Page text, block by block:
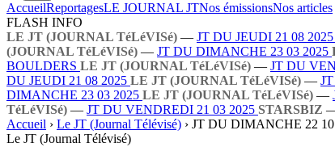
AccueilReportagesLE JOURNAL JTNos émissionsNos articles
FLASH INFO
LE JT (JOURNAL TéLéVISé) — JT DU JEUDI 21 08 2025
(JOURNAL TéLéVISé) — JT DU DIMANCHE 23 03 2025
BOULDERS LE JT (JOURNAL TéLéVISé) — JT DU
DU JEUDI 21 08 2025 LE JT (JOURNAL TéLéVISé) —
DIMANCHE 23 03 2025 LE JT (JOURNAL TéLéVISé) —
TéLéVISé) — JT DU VENDREDI 21 03 2025 STARSBIZ
Accueil › Le JT (Journal Télévisé) › JT DU DIMANCHE 22 10
Le JT (Journal Télévisé)